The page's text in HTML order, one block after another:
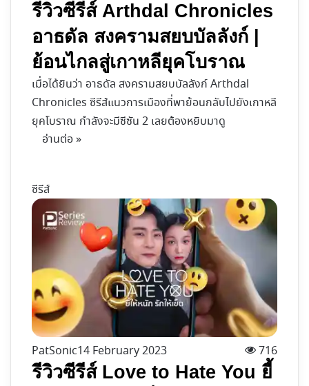
รีวิวซีรีส์ Arthdal Chronicles
อาธดัล สงครามสยบบัลลังก์ |
ย้อนไกลสู่เกาหลียุคโบราณ
เมื่อได้ยินว่า อาธดัล สงครามสยบบัลลังก์ Arthdal
Chronicles ซีรีส์แนวการเมืองที่พาย้อนกลับไปยังเกาหลี
ยุคโบราณ กำลังจะมีซีซัน 2 เลยต้องหยิบมาดู
อ่านต่อ »
ซีรีส์
PatSonic14 February 2023 716
รีวิวซีรีส์ Love to Hate You ยี้